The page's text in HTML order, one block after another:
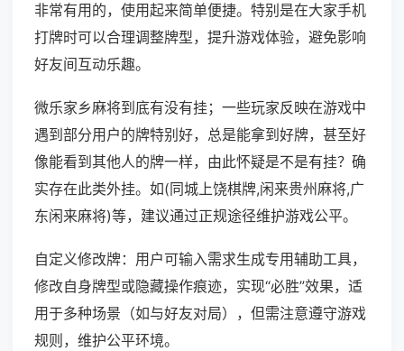
非常有用的，使用起来简单便捷。特别是在大家手机
打牌时可以合理调整牌型，提升游戏体验，避免影响
好友间互动乐趣。
微乐家乡麻将到底有没有挂；一些玩家反映在游戏中
遇到部分用户的牌特别好，总是能拿到好牌，甚至好
像能看到其他人的牌一样，由此怀疑是不是有挂？确
实存在此类外挂。如(同城上饶棋牌,闲来贵州麻将,广
东闲来麻将)等，建议通过正规途径维护游戏公平。
自定义修改牌：用户可输入需求生成专用辅助工具，
修改自身牌型或隐藏操作痕迹，实现“必胜”效果，适
用于多种场景（如与好友对局），但需注意遵守游戏
规则，维护公平环境。